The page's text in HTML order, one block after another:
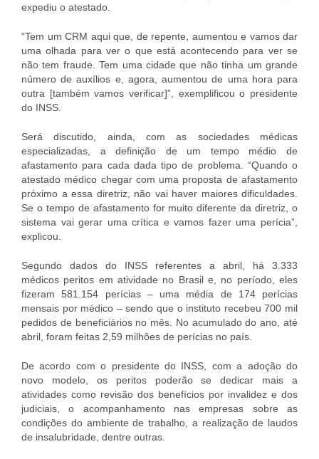
expediu o atestado.
“Tem um CRM aqui que, de repente, aumentou e vamos dar
uma olhada para ver o que está acontecendo para ver se
não tem fraude. Tem uma cidade que não tinha um grande
número de auxílios e, agora, aumentou de uma hora para
outra [também vamos verificar]”, exemplificou o presidente
do INSS.
Será discutido, ainda, com as sociedades médicas
especializadas, a definição de um tempo médio de
afastamento para cada dada tipo de problema. “Quando o
atestado médico chegar com uma proposta de afastamento
próximo a essa diretriz, não vai haver maiores dificuldades.
Se o tempo de afastamento for muito diferente da diretriz, o
sistema vai gerar uma crítica e vamos fazer uma perícia”,
explicou.
Segundo dados do INSS referentes a abril, há 3.333
médicos peritos em atividade no Brasil e, no período, eles
fizeram 581.154 perícias – uma média de 174 perícias
mensais por médico – sendo que o instituto recebeu 700 mil
pedidos de beneficiários no mês. No acumulado do ano, até
abril, foram feitas 2,59 milhões de perícias no país.
De acordo com o presidente do INSS, com a adoção do
novo modelo, os peritos poderão se dedicar mais a
atividades como revisão dos benefícios por invalidez e dos
judiciais, o acompanhamento nas empresas sobre as
condições do ambiente de trabalho, a realização de laudos
de insalubridade, dentre outras.